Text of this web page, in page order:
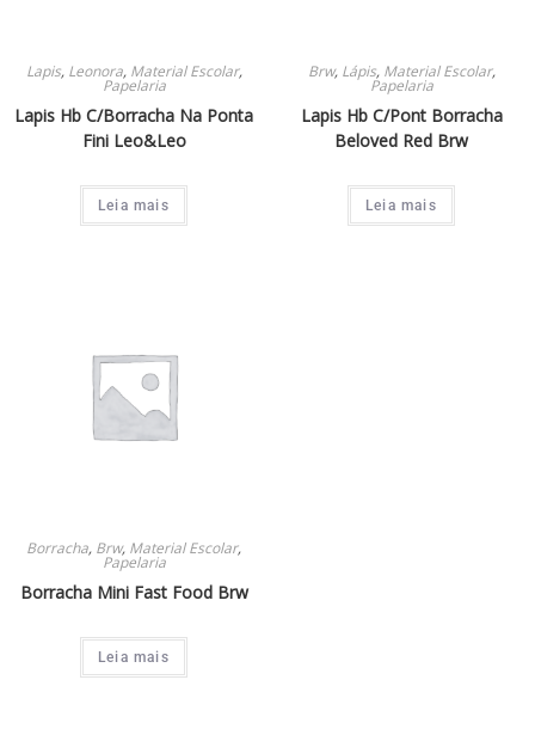
Lapis, Leonora, Material Escolar,
Papelaria
Lapis Hb C/Borracha Na Ponta
Fini Leo&Leo
Leia mais
Brw, Lápis, Material Escolar,
Papelaria
Lapis Hb C/Pont Borracha
Beloved Red Brw
Leia mais
Borracha, Brw, Material Escolar,
Papelaria
Borracha Mini Fast Food Brw
Leia mais